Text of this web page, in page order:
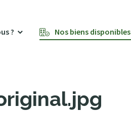
? Nos biens disponibles